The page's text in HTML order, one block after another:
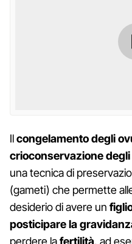
Ilcongelamento degli
crioconservazione
una tecnica di
(gameti) che permette
desiderio di avere un
posticipare la
perdere lafertilità, ad